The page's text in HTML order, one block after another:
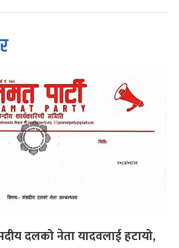
दलको नेता यादवलाई हटायो,